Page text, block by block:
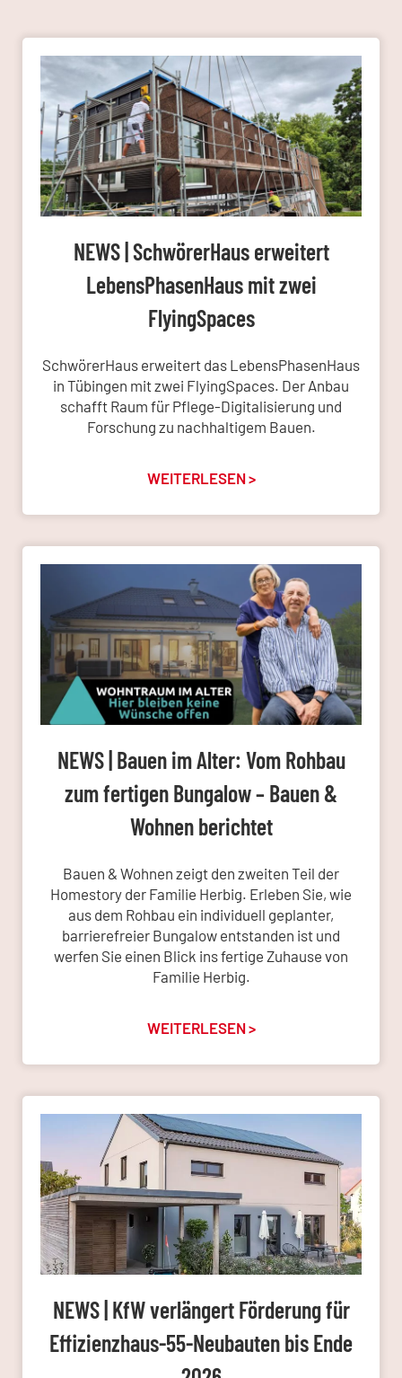
NEWS | SchwörerHaus erweitert
LebensPhasenHaus mit zwei
FlyingSpaces
SchwörerHaus erweitert das LebensPhasenHaus
in Tübingen mit zwei FlyingSpaces. Der Anbau
schafft Raum für Pflege-Digitalisierung und
Forschung zu nachhaltigem Bauen.
WEITERLESEN >
NEWS | Bauen im Alter: Vom Rohbau
zum fertigen Bungalow – Bauen &
Wohnen berichtet
Bauen & Wohnen zeigt den zweiten Teil der
Homestory der Familie Herbig. Erleben Sie, wie
aus dem Rohbau ein individuell geplanter,
barrierefreier Bungalow entstanden ist und
werfen Sie einen Blick ins fertige Zuhause von
Familie Herbig.
WEITERLESEN >
NEWS | KfW verlängert Förderung für
Effizienzhaus-55-Neubauten bis Ende